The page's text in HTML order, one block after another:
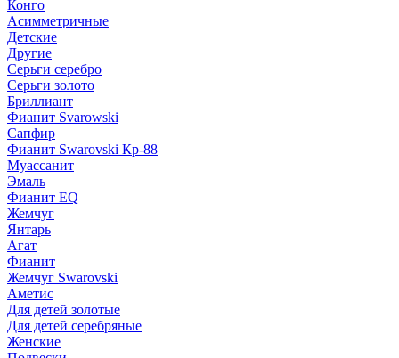
Конго
Асимметричные
Детские
Другие
Серьги серебро
Серьги золото
Бриллиант
Фианит Svarowski
Сапфир
Фианит Swarovski Кр-88
Муассанит
Эмаль
Фианит EQ
Жемчуг
Янтарь
Агат
Фианит
Жемчуг Swarovski
Аметис
Для детей золотые
Для детей серебряные
Женские